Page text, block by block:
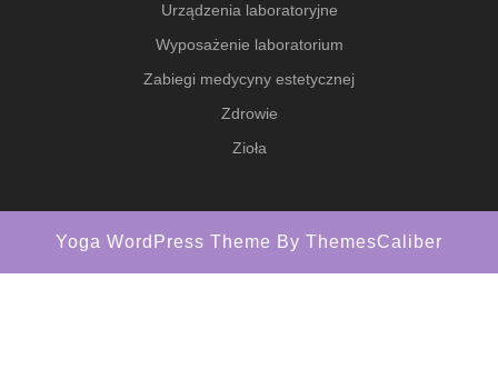
Urządzenia laboratoryjne
Wyposażenie laboratorium
Zabiegi medycyny estetycznej
Zdrowie
Zioła
Yoga WordPress Theme By ThemesCaliber